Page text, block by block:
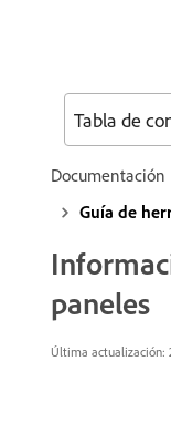
Documentación
Guía de
paneles
Última actualización:
Tabla de